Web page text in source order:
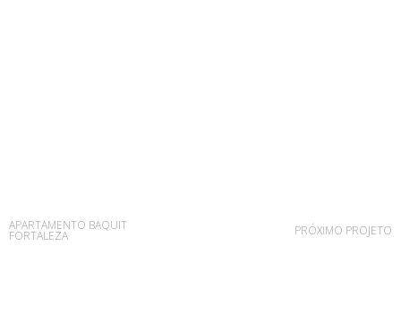
APARTAMENTO BAQUIT
FORTALEZA PRÓXIMO PROJETO